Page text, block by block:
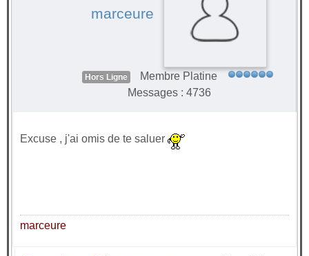
marceure
Hors Ligne
Membre Platine
Messages : 4736
Excuse , j'ai omis de te saluer
marceure